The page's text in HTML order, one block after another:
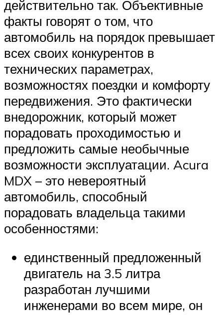
действительно так. Объективные
факты говорят о том, что
автомобиль на порядок превышает
всех своих конкурентов в
технических параметрах,
возможностях поездки и комфорту
передвижения. Это фактически
внедорожник, который может
порадовать проходимостью и
предложить самые необычные
возможности эксплуатации. Acura
MDX – это невероятный
автомобиль, способный
порадовать владельца такими
особенностями:
единственный предложенный
двигатель на 3.5 литра
разработан лучшими
инженерами во всем мире, он